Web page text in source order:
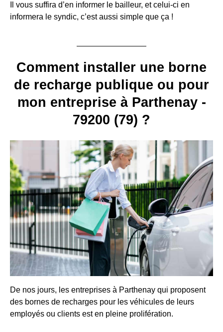
Il vous suffira d’en informer le bailleur, et celui-ci en
informera le syndic, c’est aussi simple que ça !
Comment installer une borne
de recharge publique ou pour
mon entreprise à Parthenay -
79200 (79) ?
De nos jours, les entreprises à Parthenay qui proposent
des bornes de recharges pour les véhicules de leurs
employés ou clients est en pleine prolifération.